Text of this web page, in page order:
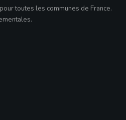
toutes les communes de France.